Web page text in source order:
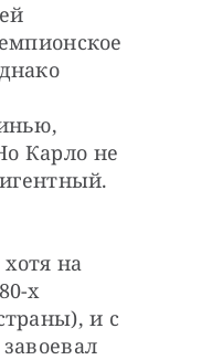
Карло не
на
х
и с